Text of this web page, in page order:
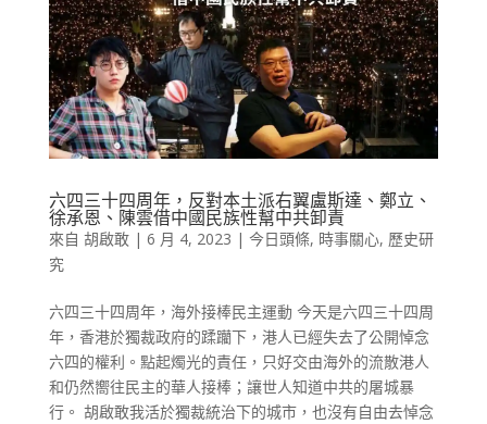
六四三十四周年，反對本土派右翼盧斯達、鄭立、
徐承恩、陳雲借中國民族性幫中共卸責
來自 胡啟敢| 6 月 4, 2023 | 今日頭條, 時事關心, 歷史研
究
六四三十四周年，海外接棒民主運動 今天是六四三十四周
年，香港於獨裁政府的蹂躪下，港人已經失去了公開悼念
六四的權利。點起燭光的責任，只好交由海外的流散港人
和仍然嚮往民主的華人接棒；讓世人知道中共的屠城暴
行。 胡啟敢我活於獨裁統治下的城市，也沒有自由去悼念